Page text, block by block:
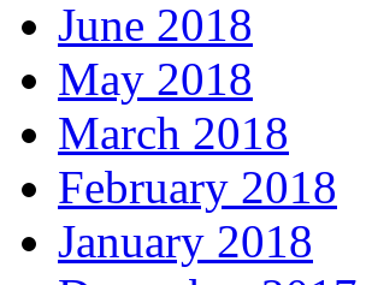
June 2018
May 2018
March 2018
February 2018
January 2018